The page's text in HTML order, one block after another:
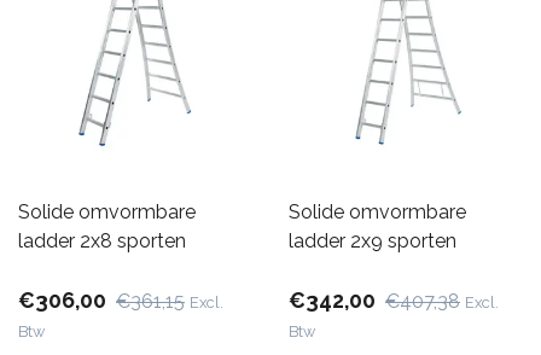
Solide omvormbare
ladder 2x8 sporten
€306,00 €361,15 Excl.
Btw
Solide omvormbare
ladder 2x9 sporten
€342,00 €407,38 Excl.
Btw